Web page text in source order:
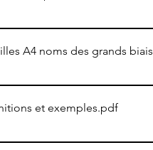
A4 noms des grands biais
et exemples.pdf